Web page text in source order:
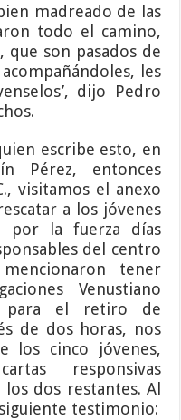
madreado de las
todo el camino,
que son pasados de
les
dijo Pedro
escribe esto, en
Pérez, entonces
visitamos el anexo
a los jóvenes
por la fuerza días
del centro
tener
Venustiano
para el retiro de
de dos horas, nos
los cinco jóvenes,
responsivas
dos restantes. Al
testimonio: